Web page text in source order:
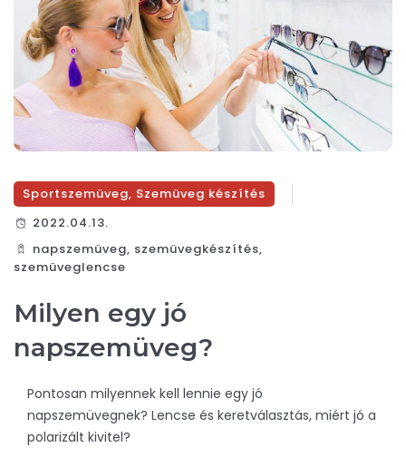
Sportszemüveg, Szemüveg készítés
2022.04.13.
napszemüveg, szemüvegkészítés,
szemüveglencse
Milyen egy jó
napszemüveg?
Pontosan milyennek kell lennie egy jó
napszemüvegnek? Lencse és keretválasztás, miért jó a
polarizált kivitel?